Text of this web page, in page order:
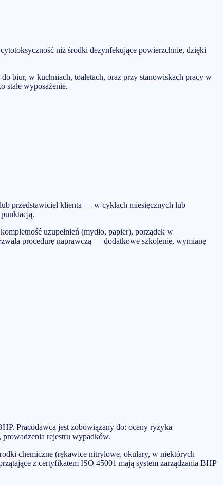
niż środki dezynfekujące powierzchnie, dzięki
biur, w kuchniach, toaletach, oraz przy stanowiskach pracy w
stałe wyposażenie.
przedstawiciel klienta — w cyklach miesięcznych lub
uzupełnień (mydło, papier), porządek w
procedurę naprawczą — dodatkowe szkolenie, wymianę
Pracodawca jest zobowiązany do: oceny ryzyka
rejestru wypadków.
chemiczne (rękawice nitrylowe, okulary, w niektórych
z certyfikatem ISO 45001 mają system zarządzania BHP